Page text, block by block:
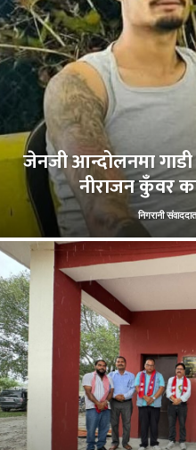
जेनजी आन्दोलनमा
नीराजन कुँवर
निगरानी